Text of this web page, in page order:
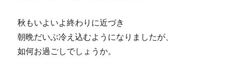
秋もいよいよ終わりに近づき
朝晩だいぶ冷え込むようになりましたが、
如何お過ごしでしょうか。